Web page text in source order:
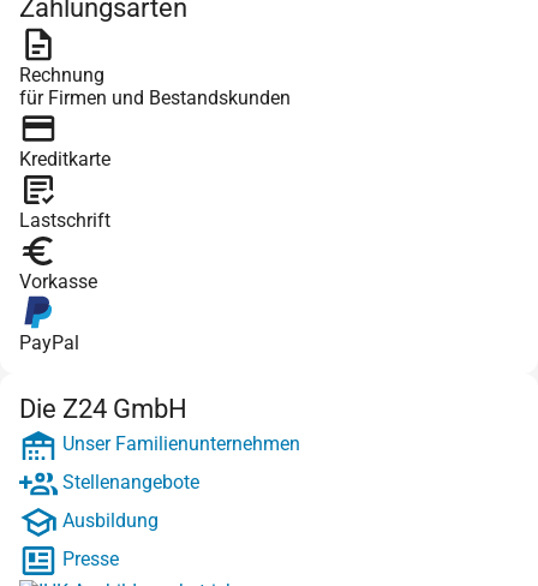
Zahlungsarten
Rechnung
für Firmen und Bestandskunden
Kreditkarte
Lastschrift
Vorkasse
PayPal
Die Z24 GmbH
Unser Familienunternehmen
Stellenangebote
Ausbildung
Presse